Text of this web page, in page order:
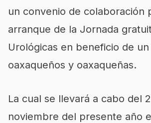
un convenio de colaboración
arranque de la Jornada
Urológicas en beneficio de
oaxaqueños y oaxaqueñas.
La cual se llevará a cabo del
noviembre del presente año